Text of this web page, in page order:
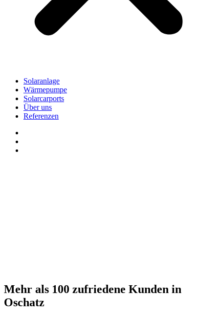
Solaranlage
Wärmepumpe
Solarcarports
Über uns
Referenzen
Mehr als 100 zufriedene Kunden in
Oschatz